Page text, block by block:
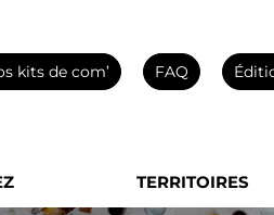
kits de com’ FAQ
TERRITOIRES